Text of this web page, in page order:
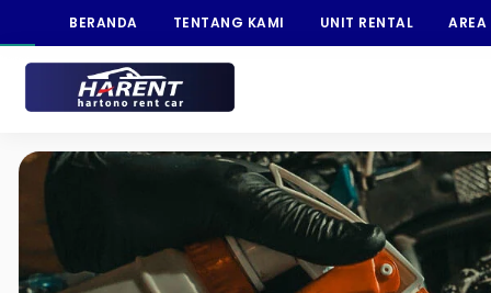
BERANDA TENTANG KAMI UNIT RENTAL AREA